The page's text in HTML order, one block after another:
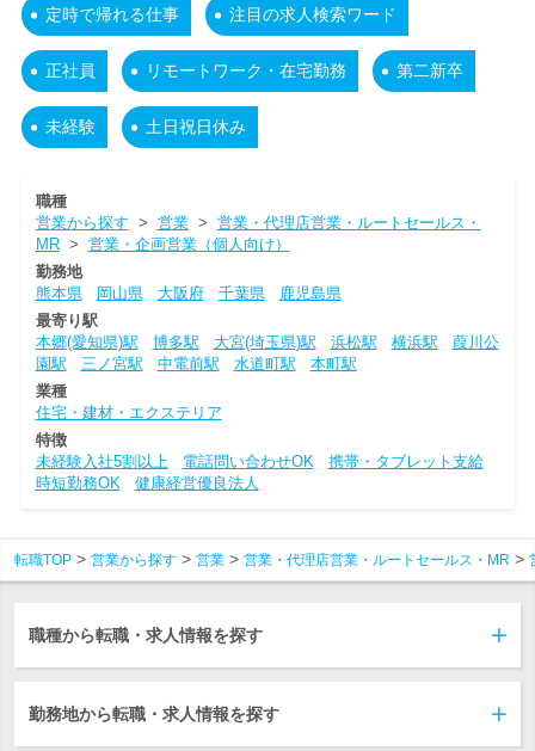
定時で帰れる仕事 注目の求人検索ワード
正社員 リモートワーク・在宅勤務 第二新卒
未経験 土日祝日休み
職種
営業から探す > 営業> 営業・代理店営業・ルートセールス・
MR> 営業・企画営業（個人向け）
勤務地
熊本県
岡山県 大阪府 千葉県
鹿児島県
最寄り駅
本郷(愛知県)駅
博多駅 大宮(埼玉県)駅 浜松駅 横浜駅
葭川公
園駅
三ノ宮駅 中電前駅 水道町駅
本町駅
業種
住宅・建材・エクステリア
特徴
未経験入社5割以上
電話問い合わせOK
携帯・タブレット支給
時短勤務OK
健康経営優良法人
転職TOP 営業から探す 営業 営業・代理店営業・ルートセールス・MR
職種から転職・求人情報を探す
勤務地から転職・求人情報を探す